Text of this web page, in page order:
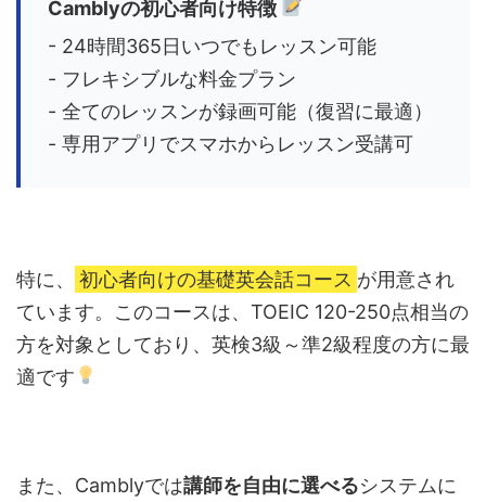
Camblyの初心者向け特徴
- 24時間365日いつでもレッスン可能
- フレキシブルな料金プラン
- 全てのレッスンが録画可能（復習に最適）
- 専用アプリでスマホからレッスン受講可
特に、 初心者向けの基礎英会話コース が用意され
ています。このコースは、TOEIC 120-250点相当の
方を対象としており、英検3級～準2級程度の方に最
適です
また、Camblyでは講師を自由に選べるシステムに